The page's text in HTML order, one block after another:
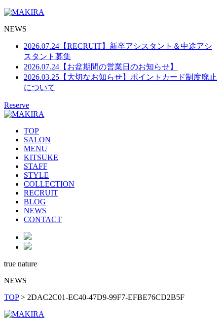
NEWS
2026.07.24 【RECRUIT】新卒アシスタント＆中途アシ
スタント募集
2026.07.24 【お盆期間の営業日のお知らせ】
2026.03.25 【大切なお知らせ】ポイントカード制度廃止
について
Reserve
TOP
SALON
MENU
KITSUKE
STAFF
STYLE
COLLECTION
RECRUIT
BLOG
NEWS
CONTACT
true nature
NEWS
TOP> 2DAC2C01-EC40-47D9-99F7-EFBE76CD2B5F